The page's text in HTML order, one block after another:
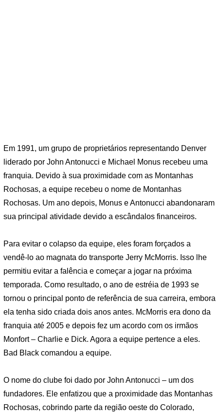
Em 1991, um grupo de proprietários representando Denver
liderado por John Antonucci e Michael Monus recebeu uma
franquia. Devido à sua proximidade com as Montanhas
Rochosas, a equipe recebeu o nome de Montanhas
Rochosas. Um ano depois, Monus e Antonucci abandonaram
sua principal atividade devido a escândalos financeiros.
Para evitar o colapso da equipe, eles foram forçados a
vendê-lo ao magnata do transporte Jerry McMorris. Isso lhe
permitiu evitar a falência e começar a jogar na próxima
temporada. Como resultado, o ano de estréia de 1993 se
tornou o principal ponto de referência de sua carreira, embora
ela tenha sido criada dois anos antes. McMorris era dono da
franquia até 2005 e depois fez um acordo com os irmãos
Monfort – Charlie e Dick. Agora a equipe pertence a eles.
Bad Black comandou a equipe.
O nome do clube foi dado por John Antonucci – um dos
fundadores. Ele enfatizou que a proximidade das Montanhas
Rochosas, cobrindo parte da região oeste do Colorado,